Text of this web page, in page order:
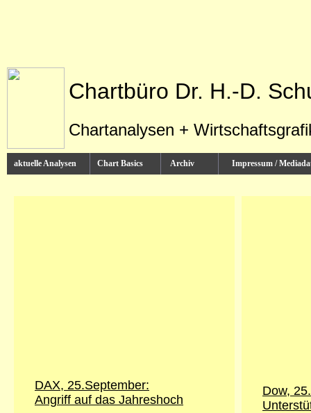
Chartbüro Dr. H.-D.
Chartanalysen +
aktuelle Analysen Chart Basics Archiv Impressum /
DAX, 25.September:
Angriff auf das Jahreshoch
Dow,